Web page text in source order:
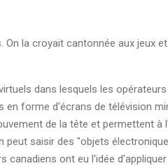
la croyait cantonnée aux jeux
dans lesquels les
forme d'écrans de télévision
de la tête et permettent à
saisir des "objets
ont eu l'idée